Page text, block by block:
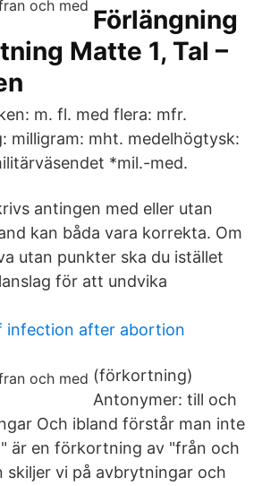
Förlängning
Matte 1, Tal –
m. fl. med flera: mfr.
milligram: mht. medelhögtysk:
*mil.-med.
antingen med eller utan
kan båda vara korrekta. Om
utan punkter ska du istället
för att undvika
infection after abortion
(förkortning)
Antonymer: till och
Och ibland förstår man inte
är en förkortning av "från och
skiljer vi på avbrytningar och